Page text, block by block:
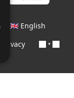
🇬🇧 English
Privacy •